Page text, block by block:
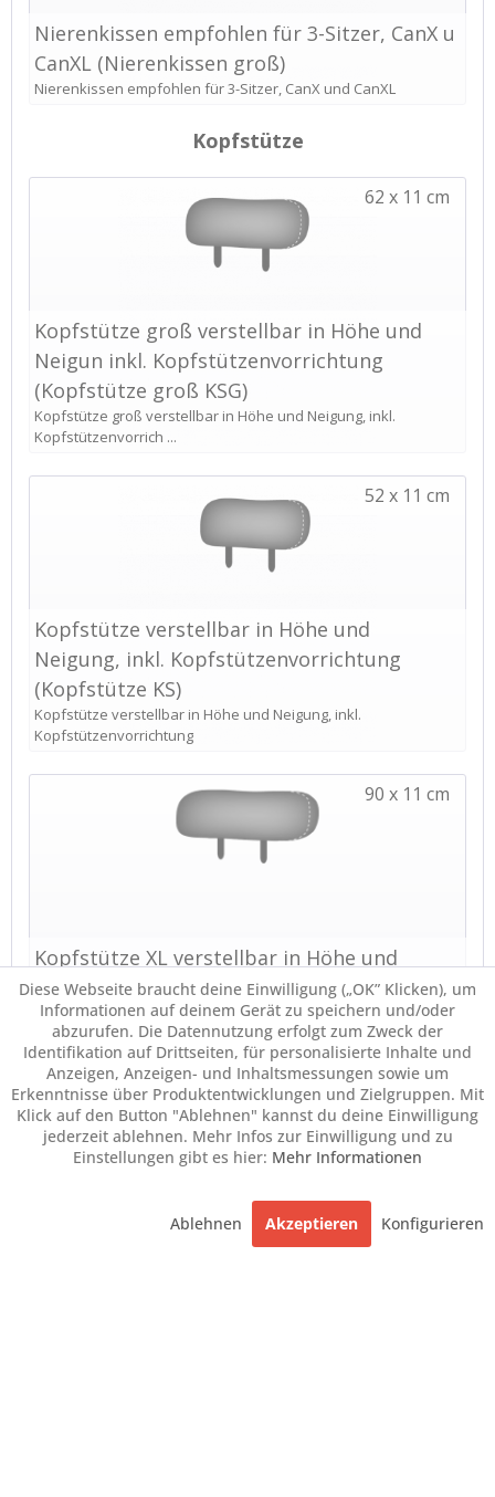
Diese Webseite braucht deine Einwilligung („OK” Klicken), um
Informationen auf deinem Gerät zu speichern und/oder
abzurufen. Die Datennutzung erfolgt zum Zweck der
Identifikation auf Drittseiten, für personalisierte Inhalte und
Anzeigen, Anzeigen- und Inhaltsmessungen sowie um
Erkenntnisse über Produktentwicklungen und Zielgruppen. Mit
Klick auf den Button "Ablehnen" kannst du deine Einwilligung
jederzeit ablehnen. Mehr Infos zur Einwilligung und zu
Einstellungen gibt es hier: Mehr Informationen
Ablehnen Akzeptieren Konfigurieren